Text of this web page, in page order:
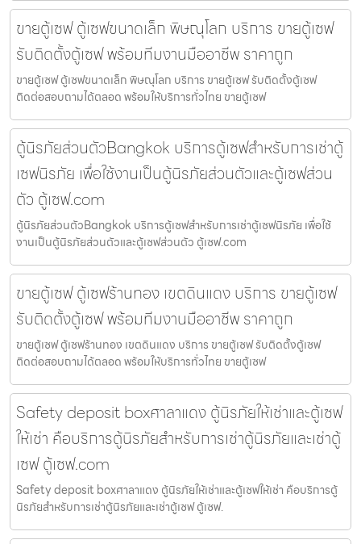
ขายตู้เซฟ ตู้เซฟขนาดเล็ก พิษณุโลก บริการ ขายตู้เซฟ
รับติดตั้งตู้เซฟ พร้อมทีมงานมืออาชีพ ราคาถูก
ขายตู้เซฟ ตู้เซฟขนาดเล็ก พิษณุโลก บริการ ขายตู้เซฟ รับติดตั้งตู้เซฟ
ติดต่อสอบถามได้ตลอด พร้อมให้บริการทั่วไทย ขายตู้เซฟ
ตู้นิรภัยส่วนตัวBangkok บริการตู้เซฟสำหรับการเช่าตู้
เซฟนิรภัย เพื่อใช้งานเป็นตู้นิรภัยส่วนตัวและตู้เซฟส่วน
ตัว ตู้เซฟ.com
ตู้นิรภัยส่วนตัวBangkok บริการตู้เซฟสำหรับการเช่าตู้เซฟนิรภัย เพื่อใช้
งานเป็นตู้นิรภัยส่วนตัวและตู้เซฟส่วนตัว ตู้เซฟ.com
ขายตู้เซฟ ตู้เซฟร้านทอง เขตดินแดง บริการ ขายตู้เซฟ
รับติดตั้งตู้เซฟ พร้อมทีมงานมืออาชีพ ราคาถูก
ขายตู้เซฟ ตู้เซฟร้านทอง เขตดินแดง บริการ ขายตู้เซฟ รับติดตั้งตู้เซฟ
ติดต่อสอบถามได้ตลอด พร้อมให้บริการทั่วไทย ขายตู้เซฟ
Safety deposit boxศาลาแดง ตู้นิรภัยให้เช่าและตู้เซฟ
ให้เช่า คือบริการตู้นิรภัยสำหรับการเช่าตู้นิรภัยและเช่าตู้
เซฟ ตู้เซฟ.com
Safety deposit boxศาลาแดง ตู้นิรภัยให้เช่าและตู้เซฟให้เช่า คือบริการตู้
นิรภัยสำหรับการเช่าตู้นิรภัยและเช่าตู้เซฟ ตู้เซฟ.